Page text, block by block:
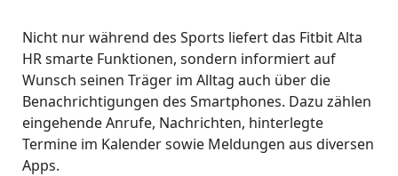
Nicht nur während des Sports liefert das Fitbit Alta
HR smarte Funktionen, sondern informiert auf
Wunsch seinen Träger im Alltag auch über die
Benachrichtigungen des Smartphones. Dazu zählen
eingehende Anrufe, Nachrichten, hinterlegte
Termine im Kalender sowie Meldungen aus diversen
Apps.